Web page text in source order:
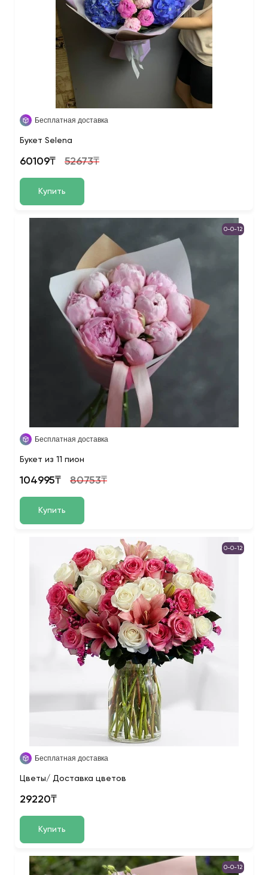
Бесплатная доставка
Букет Selena
60109₸ 52673₸
Купить
0-0-12
Бесплатная доставка
Букет из 11 пион
104995₸ 80753₸
Купить
0-0-12
Бесплатная доставка
Цветы/ Доставка цветов
29220₸
Купить
0-0-12